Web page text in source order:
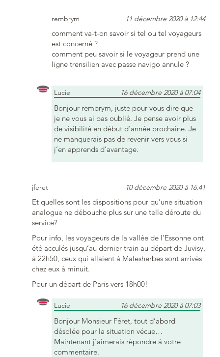
rembrym 11 décembre 2020 à 12:44
comment va-t-on savoir si tel ou tel voyageurs
est concerné ?
comment peu savoir si le voyageur prend une
ligne trensilien avec passe navigo annule ?
Lucie 16 décembre 2020 à 07:04
Bonjour rembrym, juste pour vous dire que
je ne vous ai pas oublié. Je pense avoir plus
de visibilité en début d’année prochaine. Je
ne manquerais pas de revenir vers vous si
j’en apprends d’avantage.
jferet 10 décembre 2020 à 16:41
Et quelles sont les dispositions pour qu’une situation
analogue ne débouche plus sur une telle déroute du
service?
Pour info, les voyageurs de la vallée de l’Essonne ont
été acculés jusqu’au dernier train au départ de Juvisy,
à 22h50, ceux qui allaient à Malesherbes sont arrivés
chez eux à minuit.
Pour un départ de Paris vers 18h00!
Lucie 16 décembre 2020 à 07:03
Bonjour Monsieur Féret, tout d’abord
désolée pour la situation vécue…
Maintenant j’aimerais répondre à votre
commentaire.